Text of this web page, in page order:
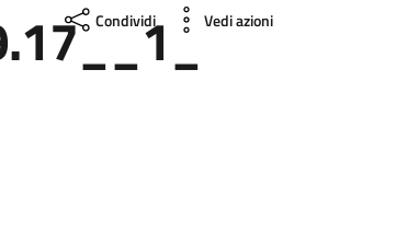
Condividi Vedi azioni